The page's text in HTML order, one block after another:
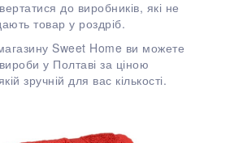
до виробників, які не
товар у роздріб.
Sweet Home ви можете
у Полтаві за ціною
зручній для вас кількості.